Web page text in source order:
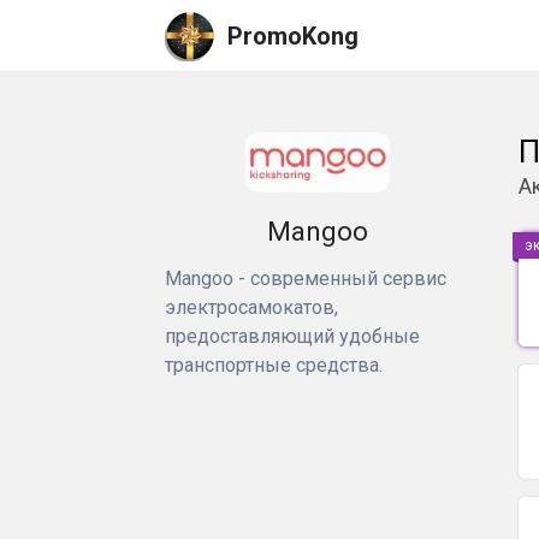
PromoKong
Mangoo
Mangoo - современный сервис
электросамокатов,
предоставляющий удобные
транспортные средства.